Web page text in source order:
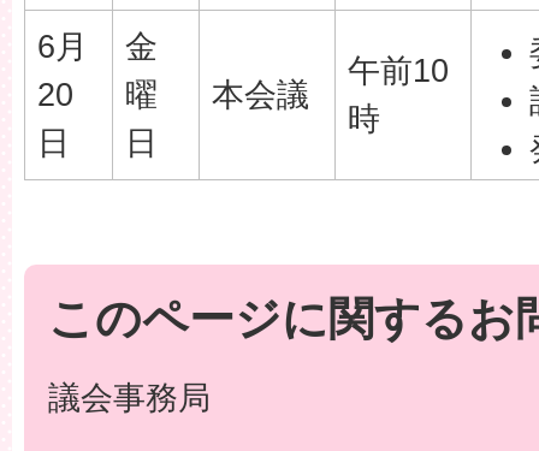
6月
20
日
金
曜
日
本会議
午前10
時
このページに関するお
議会事務局